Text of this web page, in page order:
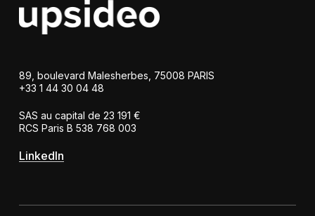
89, boulevard Malesherbes, 75008 PARIS
+33 1 44 30 04 48
SAS au capital de 23 191 €
RCS Paris B 538 768 003
LinkedIn